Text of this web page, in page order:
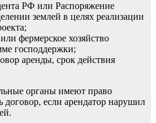
РФ или Распоряжение
землей в целях реализации
фермерское хозяйство
господдержки;
аренды, срок действия
органы имеют право
договор, если арендатор нарушил